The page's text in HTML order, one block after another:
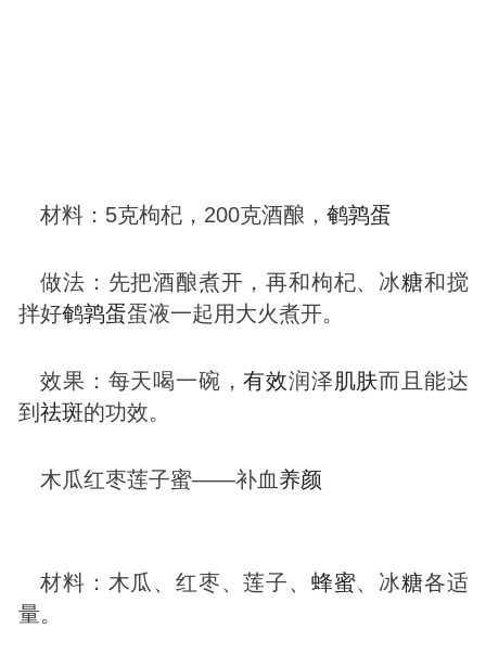
材料：5克枸杞，200克酒酿， 鹌鹑蛋
做法：先把酒酿煮开，再和枸杞、冰糖和搅
拌好鹌鹑蛋蛋液一起用大火煮开。
效果：每天喝一碗，有效润泽肌肤而且能达
到 祛斑的功效。
木瓜红枣莲子蜜——补血养颜
材料：木瓜、红枣、莲子、 蜂蜜、冰糖各适
量。